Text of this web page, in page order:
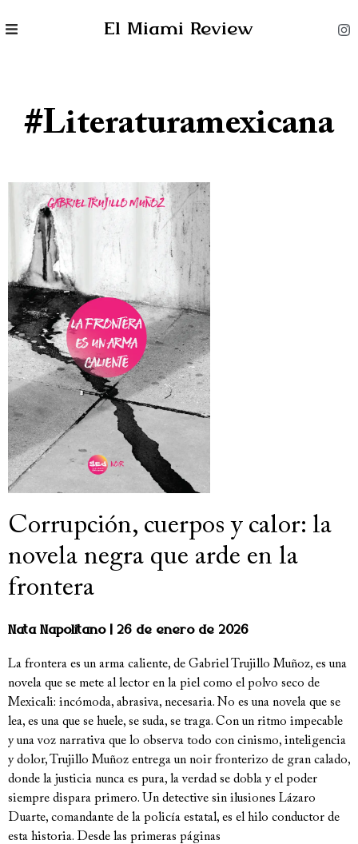
El Miami Review
#literaturamexicana
Corrupción, cuerpos y calor: la
novela negra que arde en la
frontera
Nata Napolitano 26 de enero de 2026
La frontera es un arma caliente, de Gabriel Trujillo Muñoz, es una
novela que se mete al lector en la piel como el polvo seco de
Mexicali: incómoda, abrasiva, necesaria. No es una novela que se
lea, es una que se huele, se suda, se traga. Con un ritmo impecable
y una voz narrativa que lo observa todo con cinismo, inteligencia
y dolor, Trujillo Muñoz entrega un noir fronterizo de gran calado,
donde la justicia nunca es pura, la verdad se dobla y el poder
siempre dispara primero. Un detective sin ilusiones Lázaro
Duarte, comandante de la policía estatal, es el hilo conductor de
esta historia. Desde las primeras páginas